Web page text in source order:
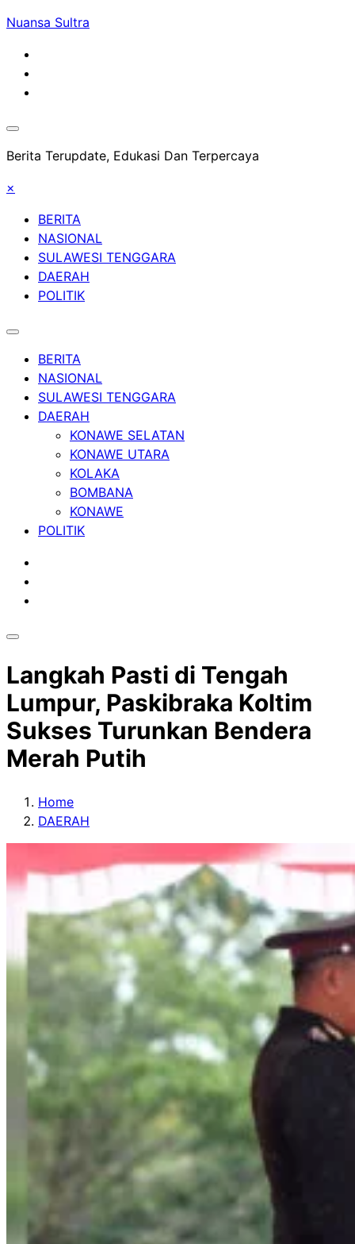
Skip
content
Nuansa Sultra
Berita Terupdate, Edukasi Dan Terpercaya
×
BERITA
NASIONAL
SULAWESI TENGGARA
DAERAH
POLITIK
BERITA
NASIONAL
SULAWESI TENGGARA
DAERAH
KONAWE SELATAN
KONAWE UTARA
KOLAKA
BOMBANA
KONAWE
POLITIK
Langkah Pasti di Tengah
Lumpur, Paskibraka Koltim
Sukses Turunkan Bendera
Merah Putih
Home
DAERAH